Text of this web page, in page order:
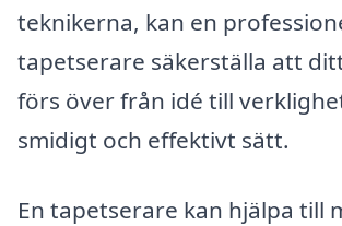
teknikerna, kan en
tapetserare säkerställa att
förs över från idé till
smidigt och effektivt sätt.
En tapetserare kan hjälpa till